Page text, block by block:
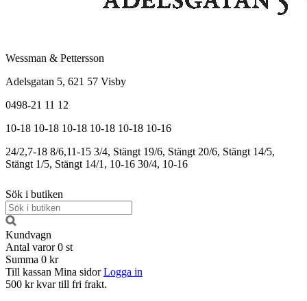
Wessman & Pettersson
Adelsgatan 5, 621 57 Visby
0498-21 11 12
10-18 10-18 10-18 10-18 10-18 10-16
24/2,7-18 8/6,11-15 3/4, Stängt 19/6, Stängt 20/6, Stängt 14/5,
Stängt 1/5, Stängt 14/1, 10-16 30/4, 10-16
Sök i butiken
Kundvagn
Antal varor 0 st
Summa 0 kr
Till kassan Mina sidor Logga in
500 kr kvar till fri frakt.